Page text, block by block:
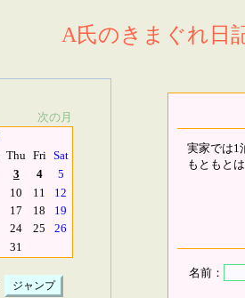
A氏のきまぐれ日
次の月
Thu Fri Sat
3 4
5
10 11
12
17 18
19
24 25
26
31
実家では1
もともと
名前：